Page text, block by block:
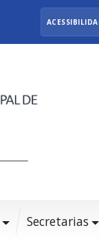
Secretarias